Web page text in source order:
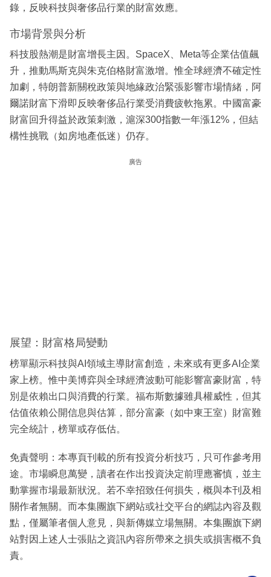
錄，反映科技與奢侈品行業的財富效應。
市場背景與分析
科技股熱潮是財富增長主因。SpaceX、Meta等企業估值飆
升，推動馬斯克與朱克伯格財富激增。惟全球經濟不確定性
加劇，特朗普新關稅政策與地緣政治緊張影響市場情緒，阿
爾諾財富下滑即反映奢侈品行業受消費疲軟拖累。中國富豪
財富回升得益於政策刺激，滬深300指數一年漲12%，但結
構性挑戰（如房地產低迷）仍存。
廣告
展望：財富格局變動
榜單顯示科技與AI領域主導財富創造，未來或有更多AI企業
家上榜。惟中美博弈與全球經濟波動可能影響富豪財富，特
別是依賴出口與消費的行業。福布斯數據雖具權威性，但其
估值依賴公開信息與估算，部分富豪（如中東王室）財富難
完全統計，榜單或存低估。
免責聲明：本專頁刊載的所有投資分析技巧，只可作參考用
途。市場瞬息萬變，讀者在作出投資決定前理應審慎，並主
動掌握市場最新狀況。若不幸招致任何損失，概與本刊及相
關作者無關。而本集團旗下網站或社交平台的網誌內容及觀
點，僅屬筆者個人意見，與新傳媒立場無關。本集團旗下網
站對因上述人士張貼之資訊內容所帶來之損失或損害概不負
責。